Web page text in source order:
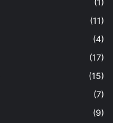
(1)
(11)
(4)
(17)
(15)
(7)
(9)